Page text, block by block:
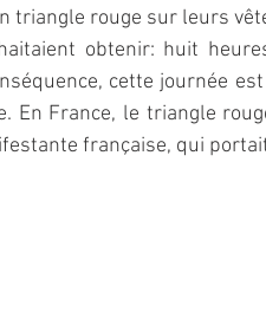
rouge sur leurs
obtenir: huit
cette journée
France, le triangle
française, qui